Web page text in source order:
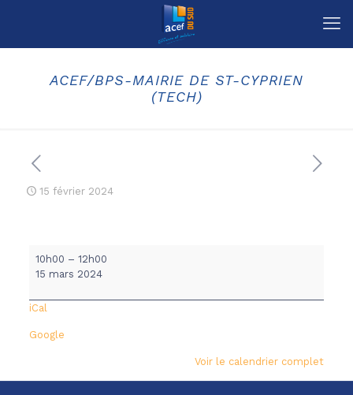
ACEF/BPS-MAIRIE DE ST-CYPRIEN
(TECH)
15 février 2024
ACEF/BPS-
ST-
CYPRIEN
10h00 – 12h00
15 mars 2024
iCal
Google
Voir le calendrier complet